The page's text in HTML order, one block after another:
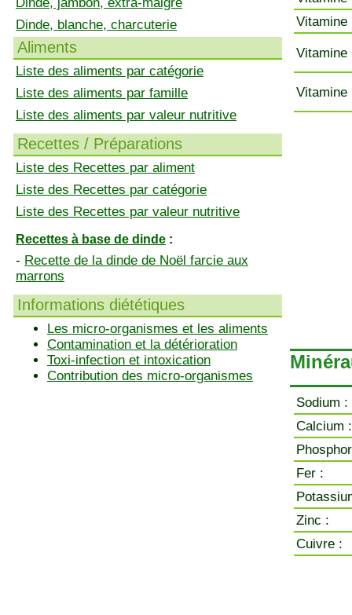
Dinde, blanche, charcuterie
Aliments
Liste des aliments par catégorie
Liste des aliments par famille
Liste des aliments par valeur nutritive
Recettes / Préparations
Liste des Recettes par aliment
Liste des Recettes par catégorie
Liste des Recettes par valeur nutritive
Recettes à base de dinde :
- Recette de la dinde de Noël farcie aux
marrons
Informations diététiques
Les micro-organismes et les aliments
Contamination et la détérioration
Toxi-infection et intoxication
Contribution des micro-organismes
Vitamine
Vitamine
Vitamine
Sodium :
Calcium :
Fer :
Zinc :
Cuivre :